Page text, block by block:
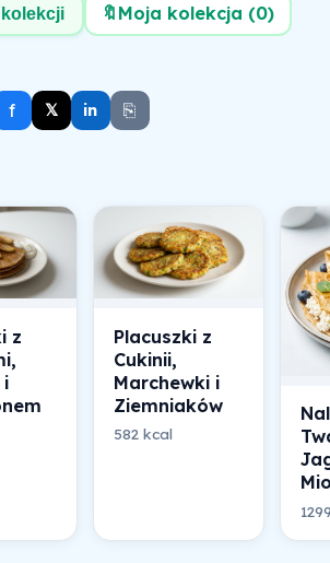
🔖 Moja kolekcja (0)
f 𝕏 in ⎘
z
i
Placuszki z
Cukinii,
Marchewki i
Ziemniaków
582 kcal